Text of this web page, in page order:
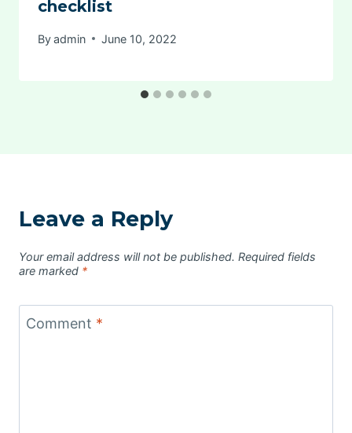
checklist
Byadmin June 10, 2022
Leave a Reply
Your email address will not be published. Required fields
are marked *
Comment *